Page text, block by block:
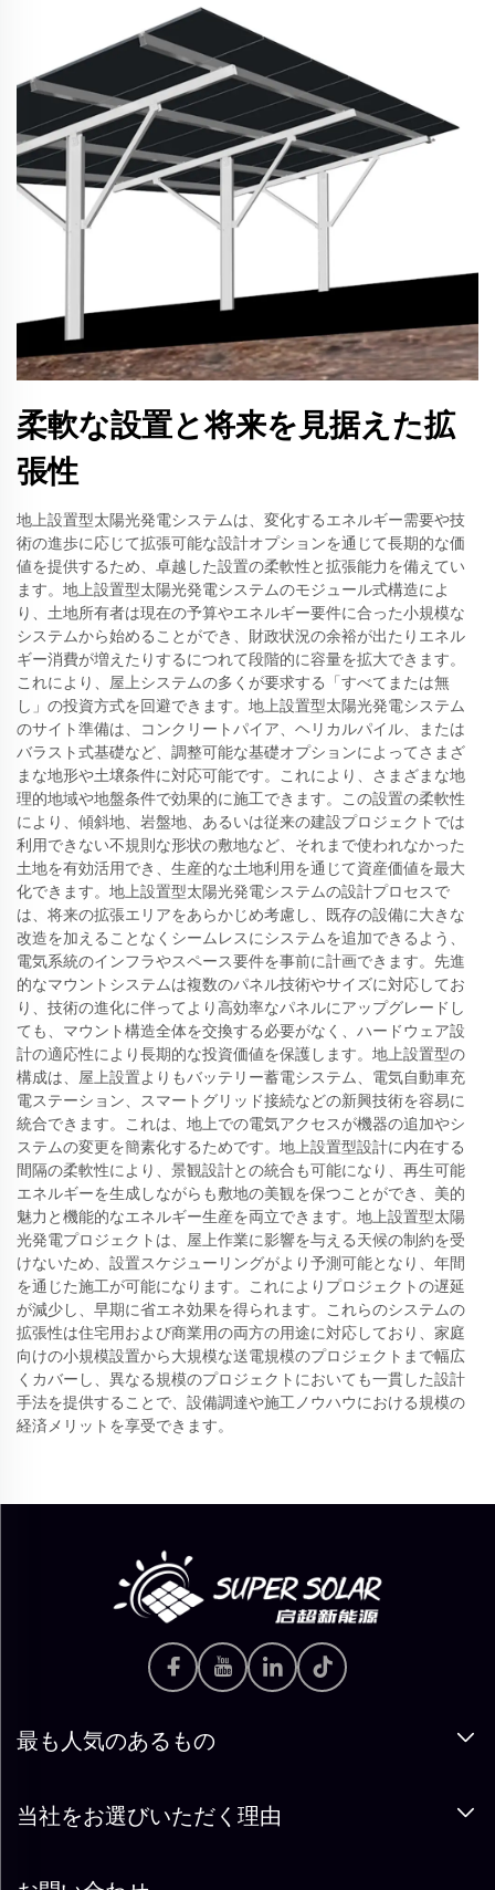
柔軟な設置と将来を見据えた拡
張性
地上設置型太陽光発電システムは、変化するエネルギー需要や技
術の進歩に応じて拡張可能な設計オプションを通じて長期的な価
値を提供するため、卓越した設置の柔軟性と拡張能力を備えてい
ます。地上設置型太陽光発電システムのモジュール式構造によ
り、土地所有者は現在の予算やエネルギー要件に合った小規模な
システムから始めることができ、財政状況の余裕が出たりエネル
ギー消費が増えたりするにつれて段階的に容量を拡大できます。
これにより、屋上システムの多くが要求する「すべてまたは無
し」の投資方式を回避できます。地上設置型太陽光発電システム
のサイト準備は、コンクリートパイア、ヘリカルパイル、または
バラスト式基礎など、調整可能な基礎オプションによってさまざ
まな地形や土壌条件に対応可能です。これにより、さまざまな地
理的地域や地盤条件で効果的に施工できます。この設置の柔軟性
により、傾斜地、岩盤地、あるいは従来の建設プロジェクトでは
利用できない不規則な形状の敷地など、それまで使われなかった
土地を有効活用でき、生産的な土地利用を通じて資産価値を最大
化できます。地上設置型太陽光発電システムの設計プロセスで
は、将来の拡張エリアをあらかじめ考慮し、既存の設備に大きな
改造を加えることなくシームレスにシステムを追加できるよう、
電気系統のインフラやスペース要件を事前に計画できます。先進
的なマウントシステムは複数のパネル技術やサイズに対応してお
り、技術の進化に伴ってより高効率なパネルにアップグレードし
ても、マウント構造全体を交換する必要がなく、ハードウェア設
計の適応性により長期的な投資価値を保護します。地上設置型の
構成は、屋上設置よりもバッテリー蓄電システム、電気自動車充
電ステーション、スマートグリッド接続などの新興技術を容易に
統合できます。これは、地上での電気アクセスが機器の追加やシ
ステムの変更を簡素化するためです。地上設置型設計に内在する
間隔の柔軟性により、景観設計との統合も可能になり、再生可能
エネルギーを生成しながらも敷地の美観を保つことができ、美的
魅力と機能的なエネルギー生産を両立できます。地上設置型太陽
光発電プロジェクトは、屋上作業に影響を与える天候の制約を受
けないため、設置スケジューリングがより予測可能となり、年間
を通じた施工が可能になります。これによりプロジェクトの遅延
が減少し、早期に省エネ効果を得られます。これらのシステムの
拡張性は住宅用および商業用の両方の用途に対応しており、家庭
向けの小規模設置から大規模な送電規模のプロジェクトまで幅広
くカバーし、異なる規模のプロジェクトにおいても一貫した設計
手法を提供することで、設備調達や施工ノウハウにおける規模の
経済メリットを享受できます。
最も人気のあるもの
当社をお選びいただく理由